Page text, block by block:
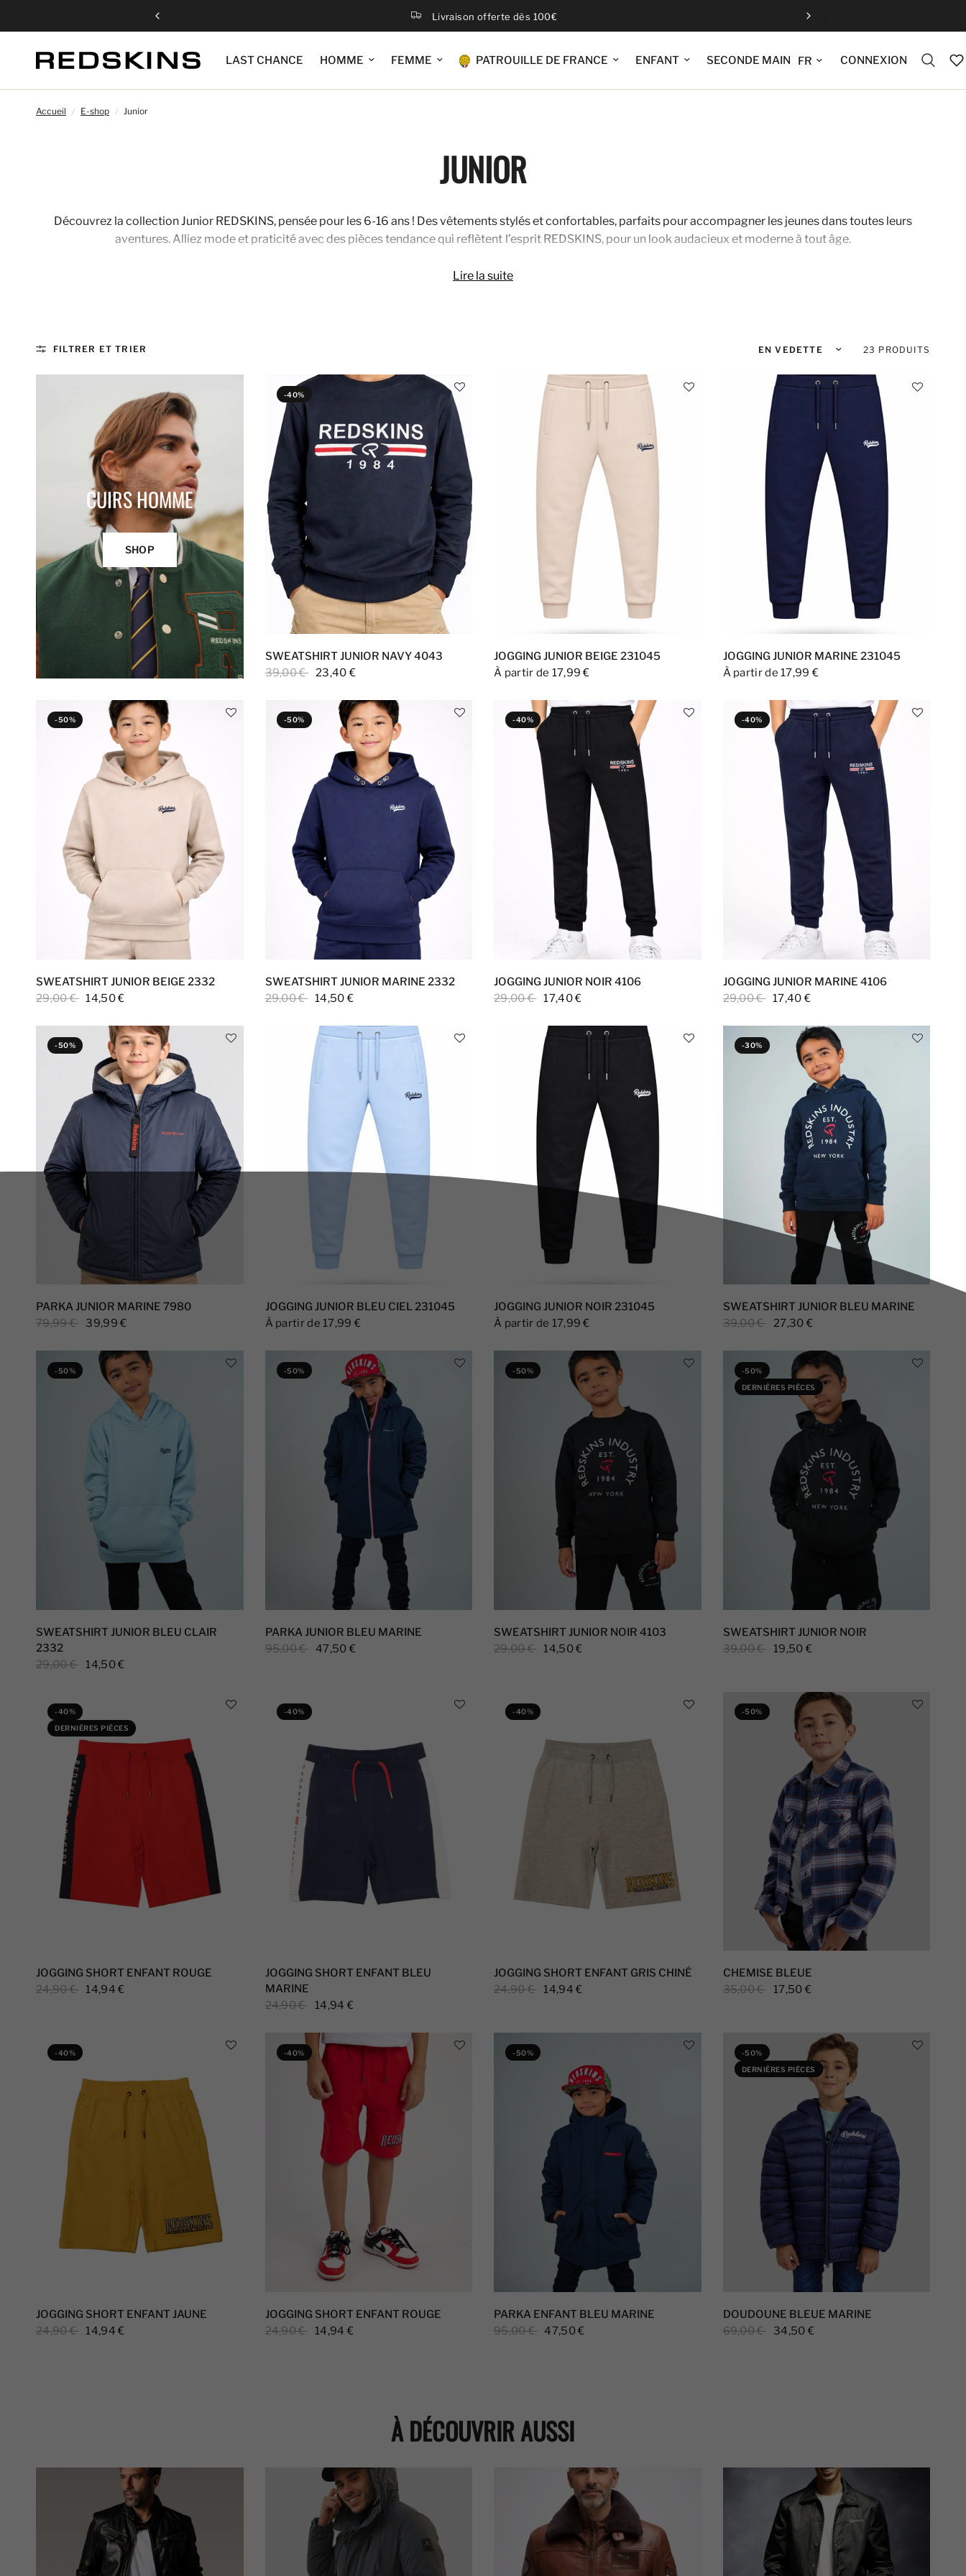
Livraison offerte dès 100€
LAST CHANCE HOMME FEMME PATROUILLE DE FRANCE ENFANT SECONDE MAIN Mettre à jour la langue
CONNEXION
Accueil / E-shop / Junior
JUNIOR
Découvrez la collection Junior REDSKINS, pensée pour les 6-16 ans ! Des vêtements stylés et confortables, parfaits pour accompagner les jeunes dans toutes leurs
aventures. Alliez mode et praticité avec des pièces tendance qui reflètent l’esprit REDSKINS, pour un look audacieux et moderne à tout âge.
Lire la suite
FILTRER ET TRIER Trier par : 23 PRODUITS
CUIRS HOMME
SHOP
-40%
SWEATSHIRT JUNIOR NAVY 4043
39,00 € 23,40 €
JOGGING JUNIOR BEIGE 231045
À partir de 17,99 €
JOGGING JUNIOR MARINE 231045
À partir de 17,99 €
-50%
SWEATSHIRT JUNIOR BEIGE 2332
29,00 € 14,50 €
-50%
SWEATSHIRT JUNIOR MARINE 2332
29,00 € 14,50 €
-40%
JOGGING JUNIOR NOIR 4106
29,00 € 17,40 €
-40%
JOGGING JUNIOR MARINE 4106
29,00 € 17,40 €
-50%
PARKA JUNIOR MARINE 7980
79,99 €
39,99 €
JOGGING JUNIOR BLEU CIEL 231045
À partir de 17,99 €
JOGGING JUNIOR NOIR 231045
À partir de 17,99 €
-30%
SWEATSHIRT JUNIOR BLEU MARINE
39,00 € 27,30 €
-50%
SWEATSHIRT JUNIOR BLEU CLAIR
2332
29,00 €
14,50 €
-50%
PARKA JUNIOR BLEU MARINE
95,00 € 47,50 €
-50%
SWEATSHIRT JUNIOR NOIR 4103
29,00 €
14,50 €
-50%
DERNIÈRES PIÈCES
SWEATSHIRT JUNIOR NOIR
39,00 €
19,50 €
-40%
DERNIÈRES PIÈCES
JOGGING SHORT ENFANT ROUGE
24,90 €
14,94 €
-40%
JOGGING SHORT ENFANT BLEU
MARINE
24,90 €
14,94 €
-40%
JOGGING SHORT ENFANT GRIS CHINÉ
24,90 €
14,94 €
-50%
CHEMISE BLEUE
35,00 €
17,50 €
-40%
JOGGING SHORT ENFANT JAUNE
24,90 €
14,94 €
-40%
JOGGING SHORT ENFANT ROUGE
24,90 €
14,94 €
-50%
PARKA ENFANT BLEU MARINE
95,00 € 47,50 €
-50%
DERNIÈRES PIÈCES
DOUDOUNE BLEUE MARINE
69,00 €
34,50 €
À DÉCOUVRIR AUSSI